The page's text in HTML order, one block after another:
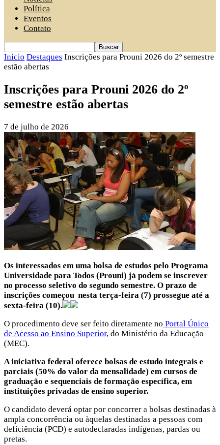
Política
Eventos
Contato
Início Destaques Inscrições para Prouni 2026 do 2º semestre
estão abertas
Inscrições para Prouni 2026 do 2º
semestre estão abertas
7 de julho de 2026
Os interessados em uma bolsa de estudos pelo Programa
Universidade para Todos (Prouni) já podem se inscrever
no processo seletivo do segundo semestre. O prazo de
inscrições começou nesta terça-feira (7) prossegue até a
sexta-feira (10).
O procedimento deve ser feito diretamente no Portal Único
de Acesso ao Ensino Superior, do Ministério da Educação
(MEC).
A iniciativa federal oferece bolsas de estudo integrais e
parciais (50% do valor da mensalidade) em cursos de
graduação e sequenciais de formação específica, em
instituições privadas de ensino superior.
O candidato deverá optar por concorrer a bolsas destinadas à
ampla concorrência ou àquelas destinadas a pessoas com
deficiência (PCD) e autodeclaradas indígenas, pardas ou
pretas.